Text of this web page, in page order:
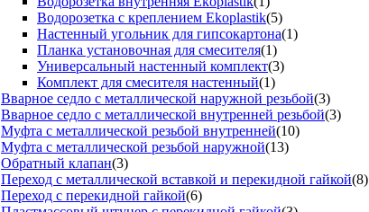
Водорозетка с креплением Ekoplastik(5)
Настенный угольник для гипсокартона(1)
Планка установочная для смесителя(1)
Универсальный настенный комплект(3)
Комплект для смесителя настенный(1)
Вварное седло с металлической наружной резьбой(3)
Вварное седло с металлической внутренней резьбой(3)
Муфта с металлической резьбой внутренней(10)
Муфта с металлической резьбой наружной(13)
Обратный клапан(3)
Переход с металлической вставкой и перекидной гайкой(8)
Переход с перекидной гайкой(6)